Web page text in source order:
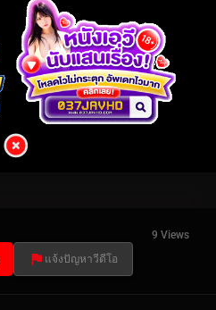
9 Views
แจ้งปัญหาวีดีโอ